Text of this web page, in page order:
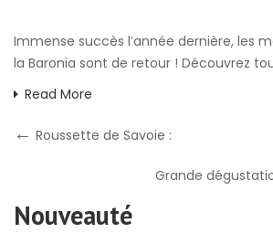
Immense succès l’année dernière, les
la Baronia sont de retour ! Découvrez
Read More
Roussette de Savoie :
Grande
Nouveauté